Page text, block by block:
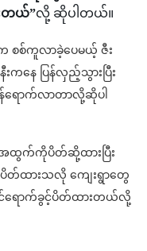
တယ်”လို့ ဆိုပါတယ်။
က စစ်ကူလာခဲ့ပေမယ့် ဇီး
နေ ပြန်လှည့်သွားပြီး
ရောက်လာတာလို့ဆိုပါ
ထွက်ကိုပိတ်ဆို့ထားပြီး
တ်ထားသလို ကျေးရွာတွေ
ောက်ခွင့်ပိတ်ထားတယ်လို့